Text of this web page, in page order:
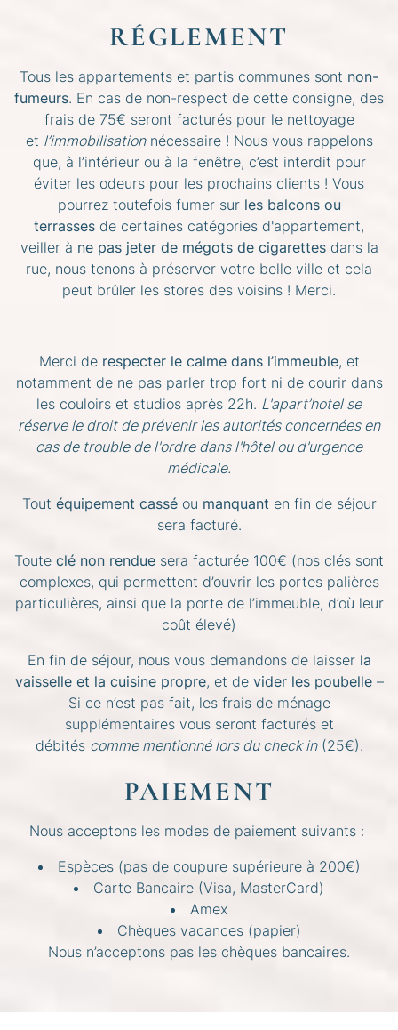
220v/50HZ, vous y trouverez également des prises
RÉGLEMENT
Tous les appartements et partis communes sont non-
fumeurs. En cas de non-respect de cette consigne, des
frais de 75€ seront facturés pour le nettoyage
et l’immobilisationnécessaire ! Nous vous rappelons
que, à l’intérieur ou à la fenêtre, c’est interdit pour
éviter les odeurs pour les prochains clients ! Vous
pourrez toutefois fumer sur les balcons ou
terrasses de certaines catégories d'appartement,
veiller à ne pas jeter de mégots de cigarettesdans la
rue, nous tenons à préserver votre belle ville et cela
peut brûler les stores des voisins ! Merci.
Merci de respecter le calme dans l’immeuble, et
notamment de ne pas parler trop fort ni de courir dans
les couloirs et studios après 22h. L'apart’hotel se
réserve le droit de prévenir les autorités concernées en
cas de trouble de l'ordre dans l'hôtel ou d'urgence
médicale.
Tout équipement casséou manquant en fin de séjour
sera facturé.
Toute clé non rendue sera facturée 100€ (nos clés sont
complexes, qui permettent d’ouvrir les portes palières
particulières, ainsi que la porte de l’immeuble, d’où leur
coût élevé)
En fin de séjour, nous vous demandons de laisser la
vaisselle et la cuisine propre, et de vider les poubelle –
Si ce n’est pas fait, les frais de ménage
supplémentaires vous seront facturés et
débités comme mentionné lors du check in(25€).
PAIEMENT
Nous acceptons les modes de paiement suivants :
Espèces (pas de coupure supérieure à 200€)
Carte Bancaire (Visa, MasterCard)
Amex
Chèques vacances (papier)
Nous n’acceptons pas les chèques bancaires.